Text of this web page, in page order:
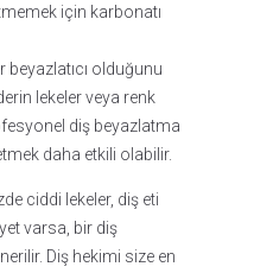
için karbonatı
beyazlatıcı olduğunu
lekeler veya renk
diş beyazlatma
daha etkili olabilir.
ciddi lekeler, diş eti
varsa, bir diş
Diş hekimi size en